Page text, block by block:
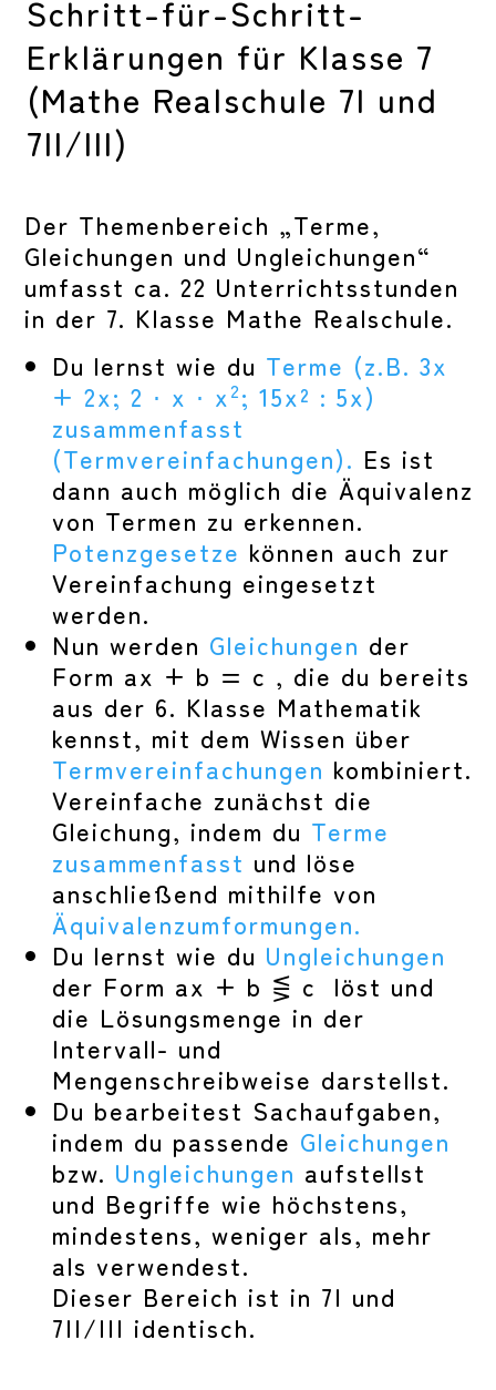
Schritt-für-Schritt-
Erklärungen für Klasse 7
(Mathe Realschule 7I und
7II/III)
Der Themenbereich „Terme,
Gleichungen und Ungleichungen“
umfasst ca. 22 Unterrichtsstunden
in der 7. Klasse Mathe Realschule.
Du lernst wie du Terme (z.B. 3x
+ 2x; 2 ⋅ x ⋅ x2; 15x² : 5x)
zusammenfasst
(Termvereinfachungen). Es ist
dann auch möglich die Äquivalenz
von Termen zu erkennen.
Potenzgesetze können auch zur
Vereinfachung eingesetzt
werden.
Nun werden Gleichungen der
Form ax + b = c , die du bereits
aus der 6. Klasse Mathematik
kennst, mit dem Wissen über
Termvereinfachungen kombiniert.
Vereinfache zunächst die
Gleichung, indem du Terme
zusammenfasst und löse
anschließend mithilfe von
Äquivalenzumformungen.
Du lernst wie du Ungleichungen
der Form ax + b ⋚ c löst und
die Lösungsmenge in der
Intervall- und
Mengenschreibweise darstellst.
Du bearbeitest Sachaufgaben,
indem du passende Gleichungen
bzw. Ungleichungen aufstellst
und Begriffe wie höchstens,
mindestens, weniger als, mehr
als verwendest.
Dieser Bereich ist in 7I und
7II/III identisch.